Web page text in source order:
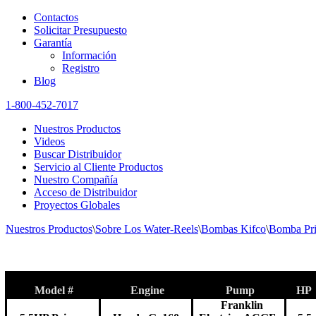
Contactos
Solicitar Presupuesto
Garantía
Información
Registro
Blog
1-800-452-7017
Nuestros Productos
Videos
Buscar Distribuidor
Servicio al Cliente Productos
Nuestro Compañía
Acceso de Distribuidor
Proyectos Globales
Nuestros Productos\Sobre Los Water-Reels\Bombas Kifco\Bomba
Model # Engine Pump HP
Franklin